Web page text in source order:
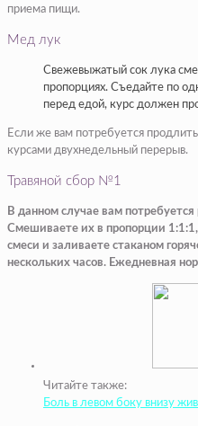
приема пищи.
Мед лук
Свежевыжатый сок лука
пропорциях. Съедайте по
перед едой, курс должен
Если же вам потребуется
курсами двухнедельный перерыв.
Травяной сбор №1
В данном случае вам
Смешиваете их в пропорции
смеси и заливаете стаканом
нескольких часов. Ежедневная
Читайте также:
Боль в левом боку внизу